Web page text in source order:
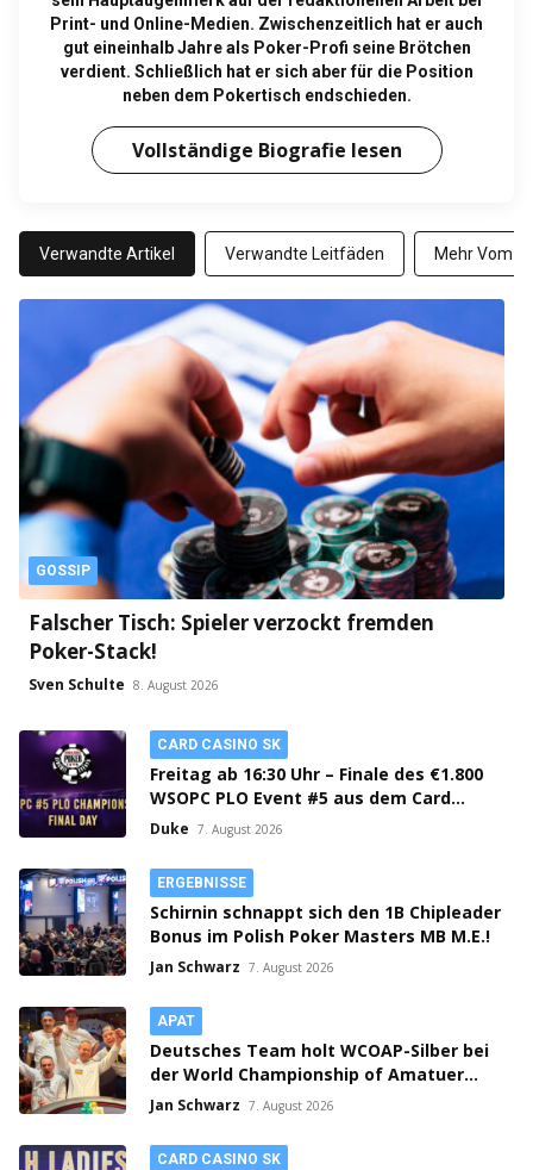
Print- und Online-Medien. Zwischenzeitlich hat er auch
gut eineinhalb Jahre als Poker-Profi seine Brötchen
verdient. Schließlich hat er sich aber für die Position
neben dem Pokertisch endschieden.
Vollständige Biografie lesen
Verwandte Artikel Verwandte Leitfäden Mehr Vom
GOSSIP
Falscher Tisch: Spieler verzockt fremden
Poker-Stack!
Sven Schulte 8. August 2026
CARD CASINO SK
Freitag ab 16:30 Uhr – Finale des €1.800
WSOPC PLO Event #5 aus dem Card
Casino SK!
Duke 7. August 2026
ERGEBNISSE
Schirnin schnappt sich den 1B Chipleader
Bonus im Polish Poker Masters MB M.E.!
Jan Schwarz 7. August 2026
APAT
Deutsches Team holt WCOAP-Silber bei
der World Championship of Amatuer
Poker!
Jan Schwarz 7. August 2026
CARD CASINO SK